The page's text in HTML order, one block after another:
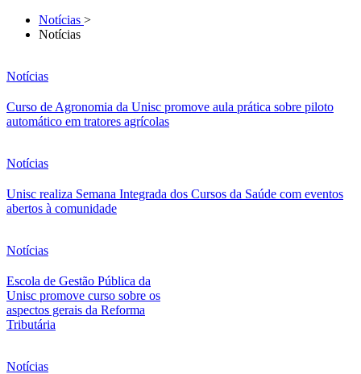
Notícias >
Notícias
Notícias
Curso de Agronomia da Unisc promove aula prática sobre piloto
automático em tratores agrícolas
Notícias
Unisc realiza Semana Integrada dos Cursos da Saúde com eventos
abertos à comunidade
Notícias
Escola de Gestão Pública da
Unisc promove curso sobre os
aspectos gerais da Reforma
Tributária
Notícias